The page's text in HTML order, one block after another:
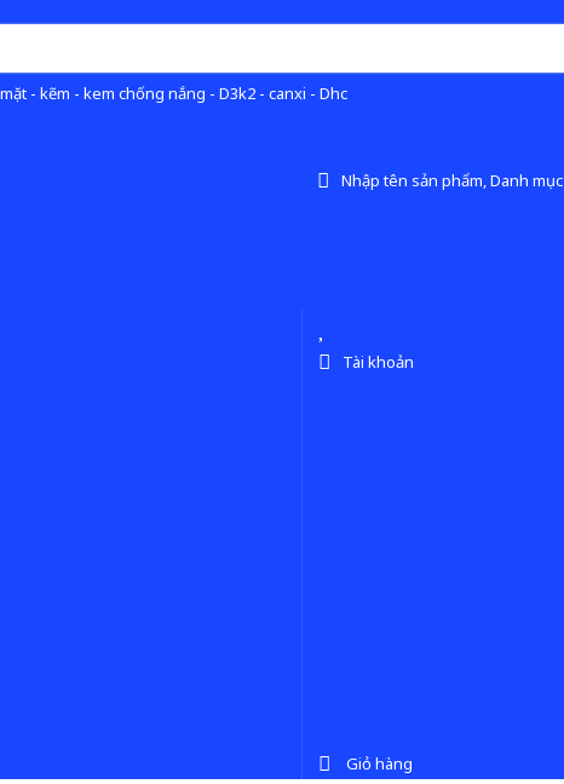
- kẽm - kem chống nắng - D3k2 - canxi - Dhc
Nhập tên sản phẩm, Danh mục
Tài khoản
Giỏ hàng